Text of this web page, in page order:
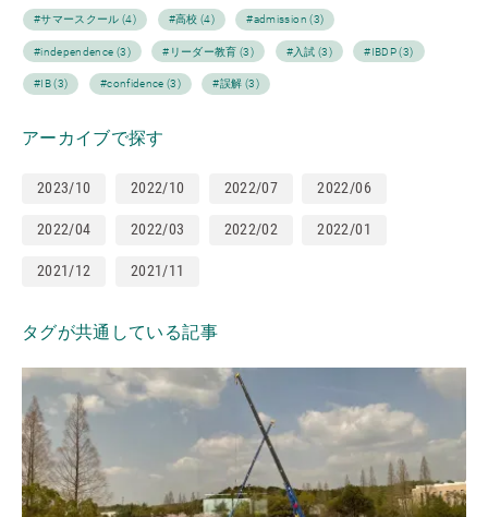
#サマースクール (4) #高校 (4) #admission (3)
#independence (3) #リーダー教育 (3) #入試 (3) #IBDP (3)
#IB (3) #confidence (3) #誤解 (3)
アーカイブで探す
2023/10 2022/10 2022/07 2022/06
2022/04 2022/03 2022/02 2022/01
2021/12 2021/11
タグが共通している記事